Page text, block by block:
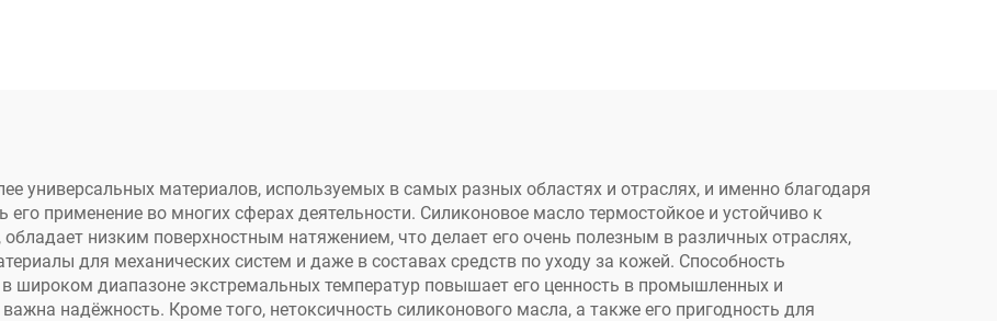
универсальных материалов, используемых в самых разных областях и отраслях, и именно благодаря
применение во многих сферах деятельности. Силиконовое масло термостойкое и устойчиво к
низким поверхностным натяжением, что делает его очень полезным в различных отраслях,
для механических систем и даже в составах средств по уходу за кожей. Способность
широком диапазоне экстремальных температур повышает его ценность в промышленных и
надёжность. Кроме того, нетоксичность силиконового масла, а также его пригодность для